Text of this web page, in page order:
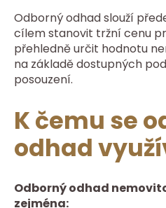
Odborný odhad slouží
cílem stanovit tržní cenu
přehledně určit hodnotu
na základě dostupných
posouzení.
K čemu se
odhad
Odborný odhad
zejména: